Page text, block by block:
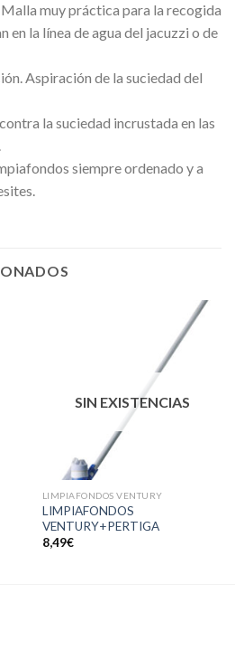
muy práctica para la recogida
en la línea de agua del jacuzzi o de
Aspiración de la suciedad del
la suciedad incrustada en las
siempre ordenado y a
SIN EXISTENCIAS
LIMPIAFONDOS VENTURY
LIMPIAFONDOS
VENTURY+PERTIGA
8,49€